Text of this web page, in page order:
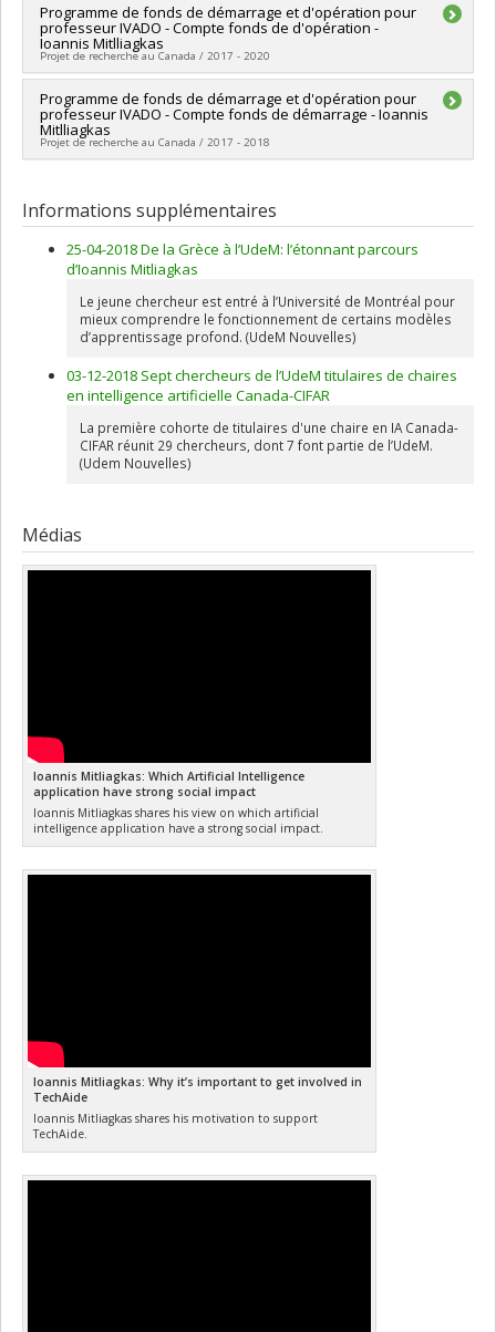
Chercheur principal : Ioannis Mitliagkas
Sources de financement :MITACS Inc.
Programmes de subvention : PVXXXXXX-Stage Accélération
Québec - MITACS
Programme de fonds de démarrage et d'opération pour
professeur IVADO - Compte fonds de d'opération -
Ioannis Mitlliagkas
Projet de recherche au Canada / 2017 - 2020
Chercheur principal : Ioannis Mitliagkas
Sources de financement :SPIIE/Secrétariat des programmes
interorganismes à l’intention des établissements
Programmes de subvention :PVXXXXXX-Fonds d'excellence
Programme de fonds de démarrage et d'opération pour
professeur IVADO - Compte fonds de démarrage - Ioannis
Mitlliagkas
Projet de recherche au Canada / 2017 - 2018
Sources de financement :SPIIE/Secrétariat des programmes
interorganismes à l’intention des établissements
Programmes de subvention : PVXXXXXX-Fonds d'excellence
en recherche Apogée Canada/Fonds démarrage et opération
Informations supplémentaires
25-04-2018 De la Grèce à l’UdeM: l’étonnant parcours
d’Ioannis Mitliagkas
Le jeune chercheur est entré à l’Université de Montréal pour
mieux comprendre le fonctionnement de certains modèles
d’apprentissage profond. (UdeM Nouvelles)
03-12-2018 Sept chercheurs de l’UdeM titulaires de chaires
en intelligence artificielle Canada-CIFAR
La première cohorte de titulaires d'une chaire en IA Canada-
CIFAR réunit 29 chercheurs, dont 7 font partie de l’UdeM.
(Udem Nouvelles)
Médias
Ioannis Mitliagkas: Which Artificial Intelligence
application have strong social impact
Ioannis Mitliagkas shares his view on which artificial
intelligence application have a strong social impact.
Ioannis Mitliagkas: Why it’s important to get involved in
TechAide
Ioannis Mitliagkas shares his motivation to support
TechAide.